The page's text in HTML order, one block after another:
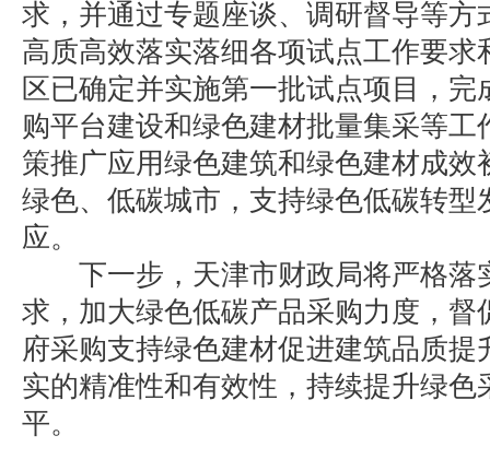
求，并通过专题座谈、调研督导等方
高质高效落实落细各项试点工作要求
区已确定并实施第一批试点项目，
购平台建设和绿色建材批量集采等工
策推广应用绿色建筑和绿色建材成效
绿色、低碳城市，支持绿色低碳转型
应。
下一步，天津市财政局将严格落
求，加大绿色低碳产品采购力度，督
府采购支持绿色建材促进建筑品质提
实的精准性和有效性，持续提升绿色
平。